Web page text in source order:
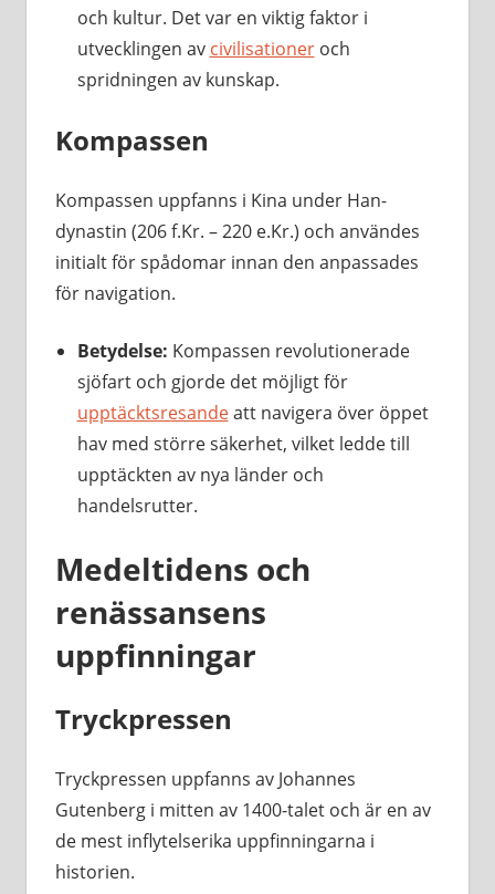
och kultur. Det var en viktig faktor i
utvecklingen av civilisationeroch
spridningen av kunskap.
Kompassen
Kompassen uppfanns i Kina under Han-
dynastin (206 f.Kr. – 220 e.Kr.) och användes
initialt för spådomar innan den anpassades
för navigation.
Betydelse: Kompassen revolutionerade
sjöfart och gjorde det möjligt för
upptäcktsresandeatt navigera över öppet
hav med större säkerhet, vilket ledde till
upptäckten av nya länder och
handelsrutter.
Medeltidens och
renässansens
uppfinningar
Tryckpressen
Tryckpressen uppfanns av Johannes
Gutenberg i mitten av 1400-talet och är en av
de mest inflytelserika uppfinningarna i
historien.